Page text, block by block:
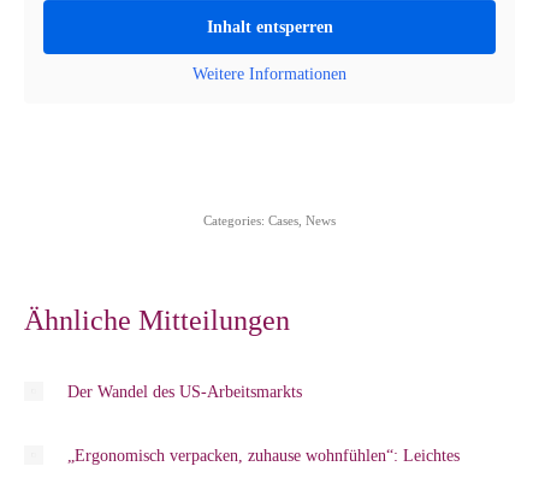
Inhalt entsperren
Weitere Informationen
Categories: Cases News
Ähnliche Mitteilungen
Der Wandel des US-Arbeitsmarkts
„Ergonomisch verpacken, zuhause wohnfühlen“: Leichtes